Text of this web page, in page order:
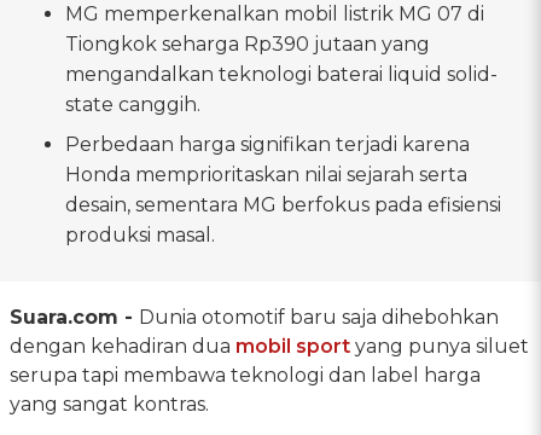
MG memperkenalkan mobil listrik MG 07 di
Tiongkok seharga Rp390 jutaan yang
mengandalkan teknologi baterai liquid solid-
state canggih.
Perbedaan harga signifikan terjadi karena
Honda memprioritaskan nilai sejarah serta
desain, sementara MG berfokus pada efisiensi
produksi masal.
Suara.com - Dunia otomotif baru saja dihebohkan
dengan kehadiran dua mobil sport yang punya siluet
serupa tapi membawa teknologi dan label harga
yang sangat kontras.